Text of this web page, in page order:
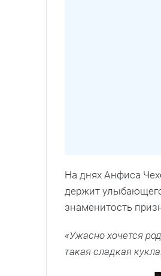
На днях Анфиса
держит
знаменитость
«Ужасно хочется
такая сладкая